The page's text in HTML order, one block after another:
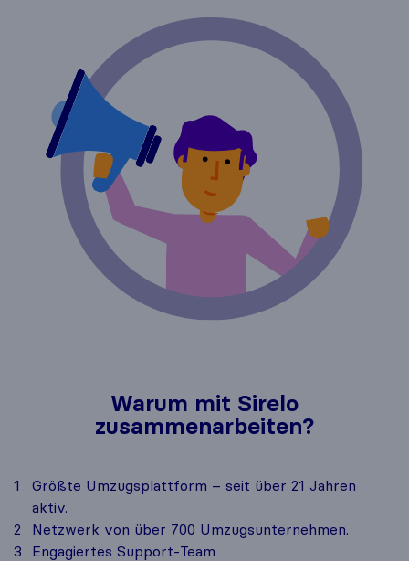
Warum mit Sirelo
zusammenarbeiten?
1
Größte Umzugsplattform – seit über 21 Jahren
aktiv.
2
Netzwerk von über 700 Umzugsunternehmen.
3
Engagiertes Support-Team